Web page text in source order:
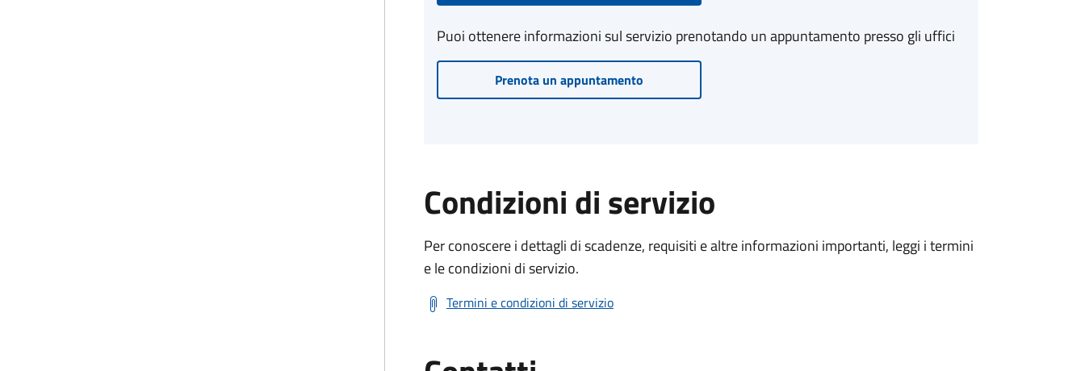
Puoi ottenere informazioni sul servizio prenotando un appuntamento presso gli uffici
Prenota un appuntamento
Condizioni di servizio
Per conoscere i dettagli di scadenze, requisiti e altre informazioni importanti, leggi i termini
e le condizioni di servizio.
Termini e condizioni di servizio